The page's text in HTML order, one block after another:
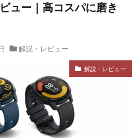
ュー｜高コスパに磨き
解説・レビュー
解説・レビュー